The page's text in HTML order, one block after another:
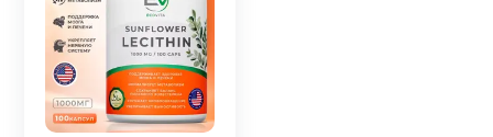
Иммунитет 7
Инозитол 1